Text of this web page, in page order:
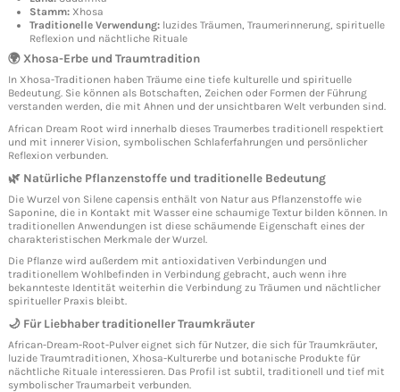
Stamm: Xhosa
Traditionelle Verwendung: luzides Träumen, Traumerinnerung, spirituelle
Reflexion und nächtliche Rituale
🌍 Xhosa-Erbe und Traumtradition
In Xhosa-Traditionen haben Träume eine tiefe kulturelle und spirituelle
Bedeutung. Sie können als Botschaften, Zeichen oder Formen der Führung
verstanden werden, die mit Ahnen und der unsichtbaren Welt verbunden sind.
African Dream Root wird innerhalb dieses Traumerbes traditionell respektiert
und mit innerer Vision, symbolischen Schlaferfahrungen und persönlicher
Reflexion verbunden.
🌿 Natürliche Pflanzenstoffe und traditionelle Bedeutung
Die Wurzel von Silene capensis enthält von Natur aus Pflanzenstoffe wie
Saponine, die in Kontakt mit Wasser eine schaumige Textur bilden können. In
traditionellen Anwendungen ist diese schäumende Eigenschaft eines der
charakteristischen Merkmale der Wurzel.
Die Pflanze wird außerdem mit antioxidativen Verbindungen und
traditionellem Wohlbefinden in Verbindung gebracht, auch wenn ihre
bekannteste Identität weiterhin die Verbindung zu Träumen und nächtlicher
spiritueller Praxis bleibt.
🌙 Für Liebhaber traditioneller Traumkräuter
African-Dream-Root-Pulver eignet sich für Nutzer, die sich für Traumkräuter,
luzide Traumtraditionen, Xhosa-Kulturerbe und botanische Produkte für
nächtliche Rituale interessieren. Das Profil ist subtil, traditionell und tief mit
symbolischer Traumarbeit verbunden.